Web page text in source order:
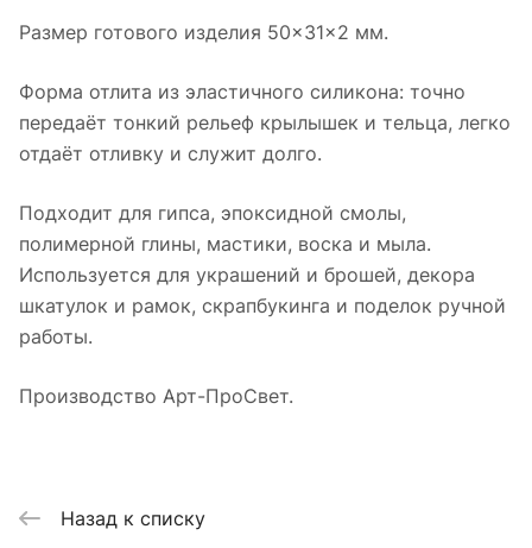
Размер готового изделия 50×31×2 мм.
Форма отлита из эластичного силикона: точно
передаёт тонкий рельеф крылышек и тельца, легко
отдаёт отливку и служит долго.
Подходит для гипса, эпоксидной смолы,
полимерной глины, мастики, воска и мыла.
Используется для украшений и брошей, декора
шкатулок и рамок, скрапбукинга и поделок ручной
работы.
Производство Арт-ПроСвет.
Назад к списку